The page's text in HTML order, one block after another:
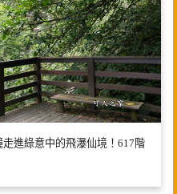
進綠意中的飛瀑仙境！617階